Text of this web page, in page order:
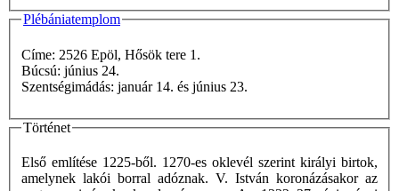
Plébániatemplom
Címe: 2526 Epöl, Hősök tere 1.
Búcsú: június 24.
Szentségimádás: január 14. és június 23.
Történet
Első említése 1225-ből. 1270-es oklevél szerint királyi birtok,
amelynek lakói borral adóznak. V. István koronázásakor az